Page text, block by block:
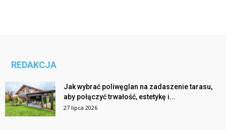
REDAKCJA
Jak wybrać poliwęglan na zadaszenie tarasu,
aby połączyć trwałość, estetykę i...
27 lipca 2026